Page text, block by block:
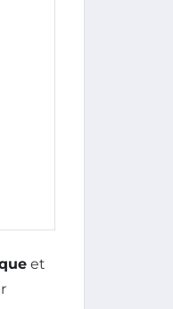
et